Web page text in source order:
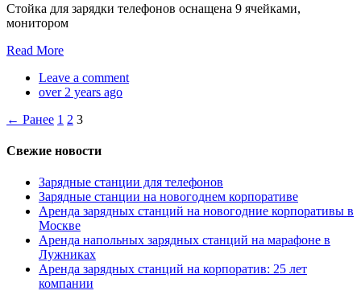
Стойка для зарядки телефонов оснащена 9 ячейками,
монитором
Read More
Leave a comment
over 2 years ago
← Ранее 1 2 3
Свежие новости
Зарядные станции для телефонов
Зарядные станции на новогоднем корпоративе
Аренда зарядных станций на новогодние корпоративы в
Москве
Аренда напольных зарядных станций на марафоне в
Лужниках
Аренда зарядных станций на корпоратив: 25 лет
компании